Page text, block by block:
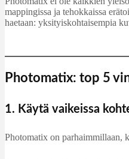
mappingissa ja tehokkaissa
haetaan: yksityiskohtaisempia
Photomatix: top 5
1. Käytä vaikeissa
Photomatix on parhaimmillaan,